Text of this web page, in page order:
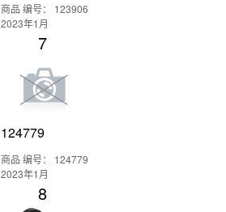
商品 编号： 123906
2023年1月
7
124779
商品 编号： 124779
2023年1月
8